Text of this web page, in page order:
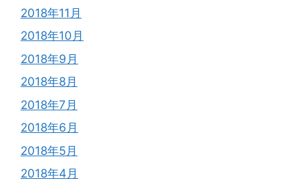
2018年11月
2018年10月
2018年9月
2018年8月
2018年7月
2018年6月
2018年5月
2018年4月